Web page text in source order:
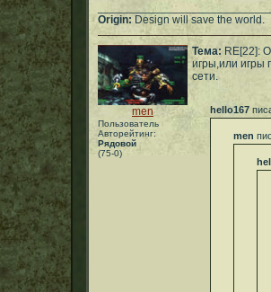
Origin: Design will save the world.
men
Пользователь
Авторейтинг:
Рядовой
(75-0)
Тема: RE[22]:
игры,или игры
сети.
hello167
men